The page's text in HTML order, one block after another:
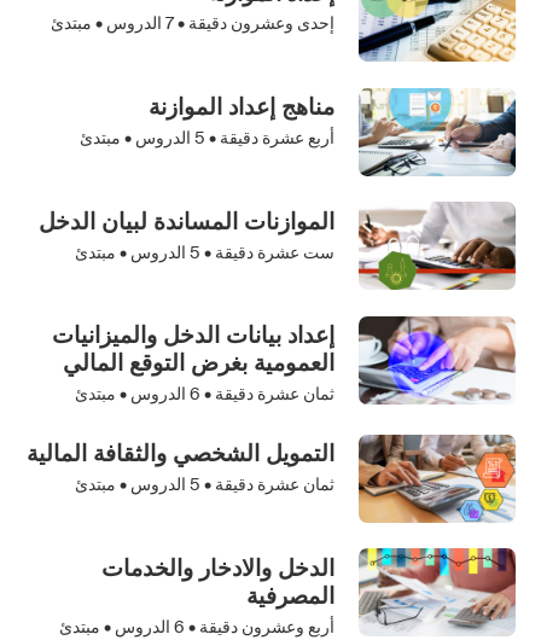
إحدى وعشرون دقيقة •7 الدروس • مبتدئ
مناهج إعداد الموازنة
أربع عشرة دقيقة • 5 الدروس • مبتدئ
الموازنات المساندة لبيان الدخل
ست عشرة دقيقة • 5 الدروس • مبتدئ
إعداد بيانات الدخل والميزانيات
العمومية بغرض التوقع المالي
ثمان عشرة دقيقة • 6 الدروس • مبتدئ
التمويل الشخصي والثقافة المالية
ثمان عشرة دقيقة • 5 الدروس • مبتدئ
الدخل والادخار والخدمات
المصرفية
أربع وعشرون دقيقة • 6 الدروس • مبتدئ